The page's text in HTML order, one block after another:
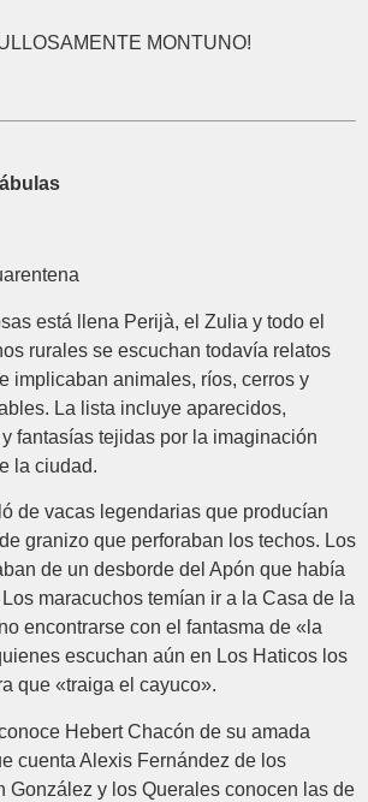
MONTUNO!
está llena Perijà, el Zulia y todo el
rurales se escuchan todavía relatos
implicaban animales, ríos, cerros y
La lista incluye aparecidos,
fantasías tejidas por la imaginación
la ciudad.
de vacas legendarias que producían
granizo que perforaban los techos. Los
de un desborde del Apón que había
Los maracuchos temían ir a la Casa de la
encontrarse con el fantasma de «la
escuchan aún en Los Haticos los
que «traiga el cayuco».
Hebert Chacón de su amada
cuenta Alexis Fernández de los
González y los Querales conocen las de